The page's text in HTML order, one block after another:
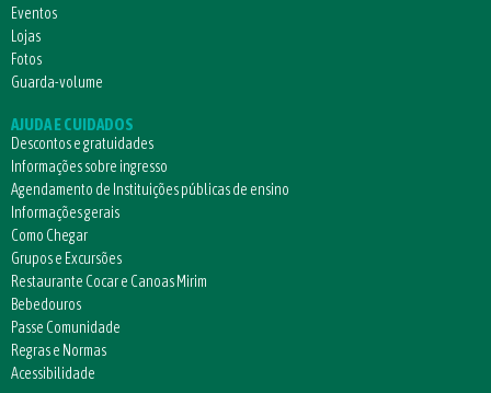
Eventos
Lojas
Fotos
Guarda-volume
AJUDA E CUIDADOS
Descontos e gratuidades
Informações sobre ingresso
Agendamento de Instituições públicas de ensino
Informações gerais
Como Chegar
Grupos e Excursões
Restaurante Cocar e Canoas Mirim
Bebedouros
Passe Comunidade
Regras e Normas
Acessibilidade